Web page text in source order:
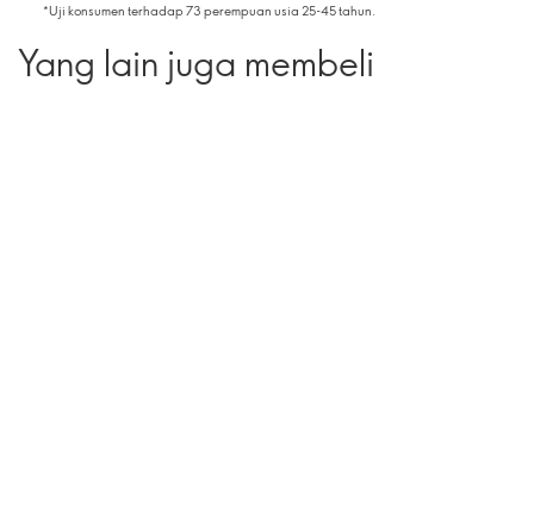
*Uji konsumen terhadap 73 perempuan usia 25-45 tahun.
Yang lain juga membeli